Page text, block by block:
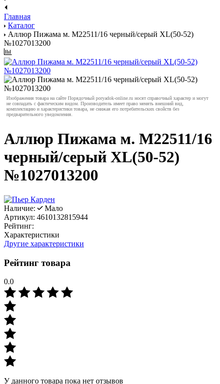
Главная
Каталог
Аллюр Пижама м. M22511/16 черный/серый XL(50-52)
№1027013200
Изображения товара на сайте Порядочный poryadok-online.ru носят справочный характер и могут
не совпадать с фактическим видом. Производитель имеет право менять внешний вид,
комплектацию и характеристики товара, не снижая его потребительских свойств без
предварительного уведомления.
Аллюр Пижама м. M22511/16
черный/серый XL(50-52)
№1027013200
Наличие:
Мало
Артикул: 4610132815944
Рейтинг:
Характеристики
Другие характеристики
Рейтинг товара
0.0
У данного товара пока нет отзывов